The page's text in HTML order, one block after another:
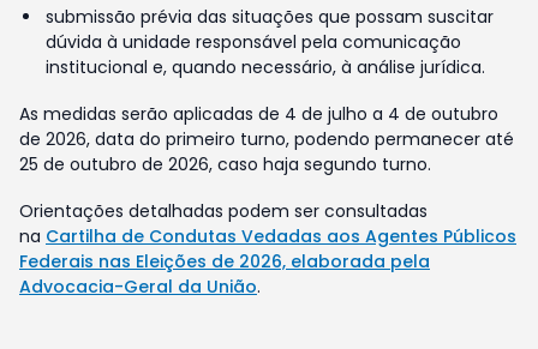
submissão prévia das situações que possam suscitar
dúvida à unidade responsável pela comunicação
institucional e, quando necessário, à análise jurídica.
As medidas serão aplicadas de 4 de julho a 4 de outubro
de 2026, data do primeiro turno, podendo permanecer até
25 de outubro de 2026, caso haja segundo turno.
Orientações detalhadas podem ser consultadas
na Cartilha de Condutas Vedadas aos Agentes Públicos
Federais nas Eleições de 2026, elaborada pela
Advocacia-Geral da União.